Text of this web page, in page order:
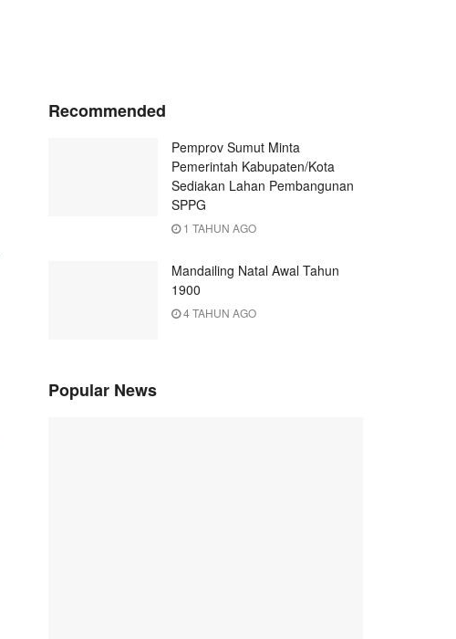
Recommended
Pemprov Sumut Minta
Pemerintah Kabupaten/Kota
Sediakan Lahan Pembangunan
SPPG
1 TAHUN AGO
Mandailing Natal Awal Tahun
1900
4 TAHUN AGO
Popular News